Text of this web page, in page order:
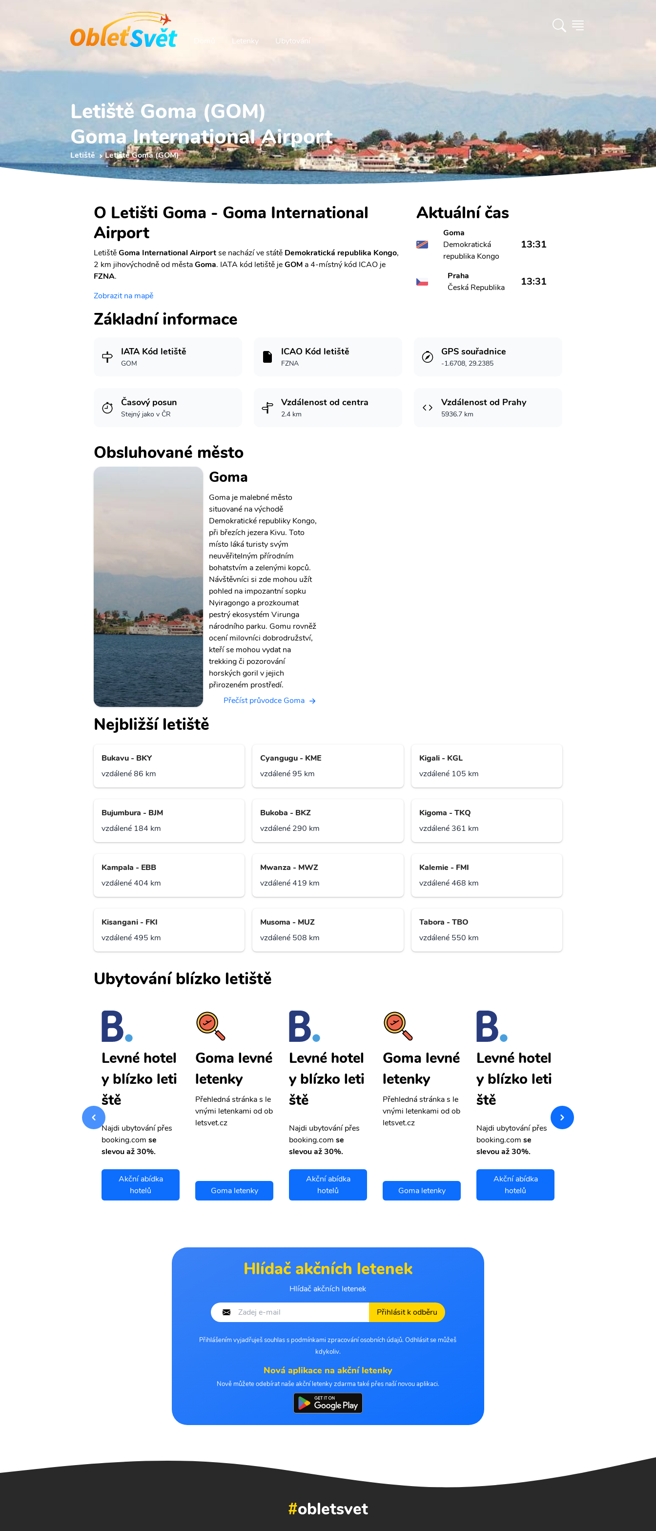
Domů Letenky Ubytování
Letiště Goma (GOM)
Goma International Airport
Letiště Letiště Goma (GOM)
O Letišti Goma - Goma International
Airport
LetištěGoma International Airportse nachází ve státě Demokratická republika Kongo,
2 km jihovýchodně od městaGoma. IATA kód letiště jeGOM a 4-místný kód ICAO je
FZNA.
Zobrazit na mapě
Aktuální čas
Goma
Demokratická
republika Kongo
13:31
Praha
Česká Republika
13:31
Základní informace
IATA Kód letiště
GOM
ICAO Kód letiště
FZNA
GPS souřadnice
-1.6708, 29.2385
Časový posun
Stejný jako v ČR
Vzdálenost od centra
2.4 km
Vzdálenost od Prahy
5936.7 km
Obsluhované město
Goma
Goma je malebné město
situované na východě
Demokratické republiky Kongo,
při březích jezera Kivu. Toto
místo láká turisty svým
neuvěřitelným přírodním
bohatstvím a zelenými kopců.
Návštěvníci si zde mohou užít
pohled na impozantní sopku
Nyiragongo a prozkoumat
pestrý ekosystém Virunga
národního parku. Gomu rovněž
ocení milovníci dobrodružství,
kteří se mohou vydat na
trekking či pozorování
horských goril v jejich
přirozeném prostředí.
Přečíst průvodce Goma
Nejbližší letiště
Bukavu - BKY
vzdálené 86 km
Cyangugu - KME
vzdálené 95 km
Kigali - KGL
vzdálené 105 km
Bujumbura - BJM
vzdálené 184 km
Bukoba - BKZ
vzdálené 290 km
Kigoma - TKQ
vzdálené 361 km
Kampala - EBB
vzdálené 404 km
Mwanza - MWZ
vzdálené 419 km
Kalemie - FMI
vzdálené 468 km
Kisangani - FKI
vzdálené 495 km
Musoma - MUZ
vzdálené 508 km
Tabora - TBO
vzdálené 550 km
Ubytování blízko letiště
vnými letenkami od ob
Levné hotel
y blízko leti
ště
Najdi ubytování přes
booking.com se
slevou až 30%.
Akční abídka
hotelů
Goma levné
letenky
Přehledná stránka s le
vnými letenkami od ob
letsvet.cz
Goma letenky
Levné hotel
y blízko leti
ště
Najdi ubytování přes
booking.com se
slevou až 30%.
Akční abídka
hotelů
Goma levné
letenky
Přehledná stránka s le
vnými letenkami od ob
letsvet.cz
Goma letenky
Levné hotel
y blízko leti
ště
Najdi ubytování přes
booking.com se
slevou až 30%.
Akční abídka
hotelů
vnými letenkami od ob
letsvet.cz
Hlídač akčních letenek
Hlídač akčních letenek
Přihlásit k odběru
Přihlášením vyjadřuješ souhlas s podmínkami zpracování osobních údajů. Odhlásit se můžeš
kdykoliv.
Nová aplikace na akční letenky
Nově můžete odebírat naše akční letenky zdarma také přes naší novou aplikaci.
#obletsvet